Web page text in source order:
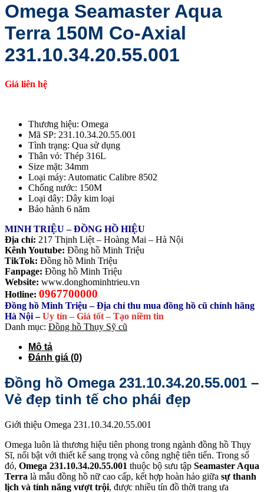
Omega Seamaster Aqua
Terra 150M Co-Axial
231.10.34.20.55.001
Giá liên hệ
Thương hiệu: Omega
Mã SP: 231.10.34.20.55.001
Tình trạng: Qua sử dụng
Thân vỏ: Thép 316L
Size mặt: 34mm
Loại máy: Automatic Calibre 8502
Chống nước: 150M
Loại dây: Dây kim loại
Bảo hành 6 năm
MINH TRIỆU – ĐỒNG HỒ HIỆU
Địa chỉ: 217 Thịnh Liệt – Hoàng Mai – Hà Nội
Kênh Youtube: Đồng hồ Minh Triệu
TikTok: Đồng hồ Minh Triệu
Fanpage: Đồng hồ Minh Triệu
Website: www.donghominhtrieu.vn
Hotline: 0967700000
Đồng hồ Minh Triệu – Địa chỉ thu mua đồng hồ cũ chính hãng
Hà Nội–Uy tín – Giá tốt – Tạo niềm tin
Danh mục: Đồng hồ Thụy Sỹ cũ
Mô tả
Đánh giá (0)
Đồng hồ Omega 231.10.34.20.55.001 –
Vẻ đẹp tinh tế cho phái đẹp
Giới thiệu Omega 231.10.34.20.55.001
Omega luôn là thương hiệu tiên phong trong ngành đồng hồ Thụy
Sĩ, nổi bật với thiết kế sang trọng và công nghệ tiên tiến. Trong số
đó, Omega 231.10.34.20.55.001 thuộc bộ sưu tập Seamaster Aqua
Terra là mẫu đồng hồ nữ cao cấp, kết hợp hoàn hảo giữa sự thanh
lịch và tính năng vượt trội, được nhiều tín đồ thời trang ưa